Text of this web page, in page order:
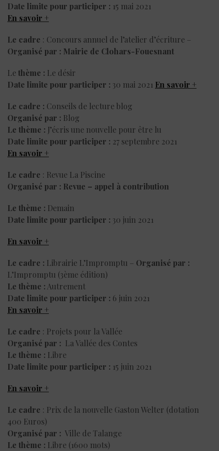
Date limite pour participer : 15 mai 2021
En savoir +
Le cadre : Concours annuel de l’atelier d’écriture –
Organisé par : Mairie de Clohars-Fouesnant
Le thème : Le désir
Date limite pour participer : 30 mai 2021 En savoir +
Le cadre : Conseils de lecture blog
Organisé par : Blog
Le thème : J’écris une nouvelle pour être lu
Date limite pour participer : 27 septembre 2021
En savoir +
Le cadre : Revue La Piscine
Organisé par : Revue – appel à contribution
Le thème : Demain
Date limite pour participer : 30 juin 2021
En savoir +
Le cadre : Librairie L’Impromptu – Organisé par :
L’Impromptu (3ème édition)
Le thème : Autrement
Date limite pour participer : 6 juin 2021
En savoir +
Le cadre : Projets pour la Vallée
Organisé par : La Vallée des Contes
Le thème : Libre
Date limite pour participer : 15 juin 2021
En savoir +
Le cadre : Prix de la nouvelle Gaston Welter (dotation
400 Euros)
Organisé par : Ville de Talange
Le thème : Libre (1600 mots)